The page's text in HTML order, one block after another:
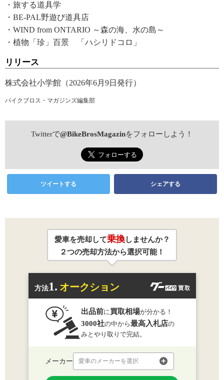
・旅する道具学
・BE-PAL野遊び道具店
・WIND from ONTARIO ～森の海、水の島～
・植物「珍」百景 「ハシリドコロ」
リリース
株式会社小学館（2026年6月9日発行）
バイクブロス・マガジンズ編集部
Twitterで@BikeBrosMagazinをフォローしよう！
ツイートする シェアする
愛車を売却して乗換しませんか？
２つの売却方法から選択可能！
方法1. オークション
出品前に買取相場が分かる！
3000社の中から最高入札店の
みとやり取りで完結。
メーカー 愛車のメーカーを選択